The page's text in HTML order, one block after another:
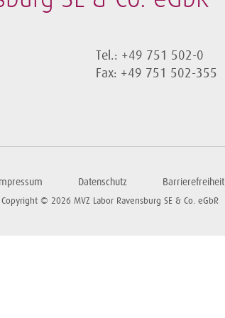
Tel.: +49 751 502-0
Fax: +49 751 502-355
Datenschutz Barrierefreiheit
Copyright © 2026 MVZ Labor Ravensburg SE & Co. eGbR